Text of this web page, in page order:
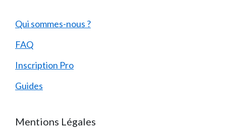
Qui sommes-nous ?
FAQ
Inscription Pro
Guides
Mentions Légales